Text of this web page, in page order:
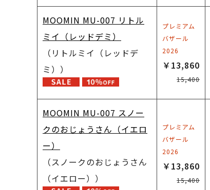
MOOMIN MU-007 リトル
ミイ（レッドデミ）
（リトルミイ（レッドデ
ミ））
プレミアム
バザール
2026
￥13,860
15,400
MOOMIN MU-007 スノー
クのおじょうさん（イエロ
ー）
（スノークのおじょうさん
（イエロー））
プレミアム
バザール
2026
￥13,860
15,400